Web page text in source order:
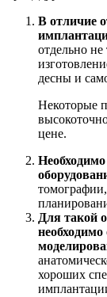
В отличие
отдельно
десны и
Некоторые
цене.
Для такой
хороших